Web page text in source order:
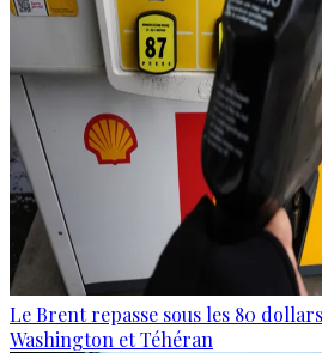
Le Brent repasse sous les 80
Washington et Téhéran